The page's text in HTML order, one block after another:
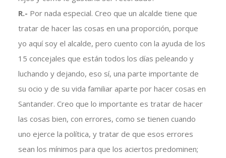
R.- Por nada especial. Creo que un alcalde tiene que
tratar de hacer las cosas en una proporción, porque
yo aquí soy el alcalde, pero cuento con la ayuda de los
15 concejales que están todos los días peleando y
luchando y dejando, eso sí, una parte importante de
su ocio y de su vida familiar aparte por hacer cosas en
Santander. Creo que lo importante es tratar de hacer
las cosas bien, con errores, como se tienen cuando
uno ejerce la política, y tratar de que esos errores
sean los mínimos para que los aciertos predominen;